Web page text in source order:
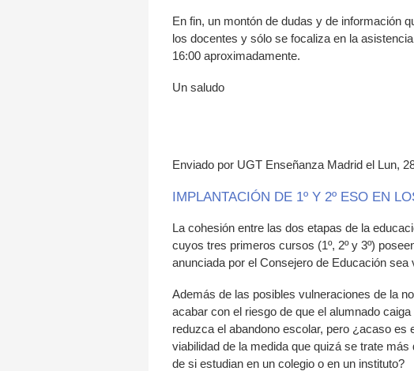
En fin, un montón de dudas y de información
los docentes y sólo se focaliza en la
16:00 aproximadamente.
Un saludo
Enviado por UGT Enseñanza Madrid el Lun,
IMPLANTACIÓN DE 1º Y 2º ESO EN
La cohesión entre las dos etapas de la
cuyos tres primeros cursos (1º, 2º y 3º)
anunciada por el Consejero de Educación
Además de las posibles vulneraciones de la
acabar con el riesgo de que el alumnado
reduzca el abandono escolar, pero ¿acaso
viabilidad de la medida que quizá se trate
de si estudian en un colegio o en un instituto?